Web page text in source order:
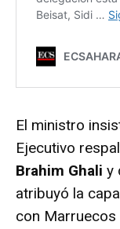
El ministro
Ejecutivo
Brahim Ghali y
atribuyó la
con